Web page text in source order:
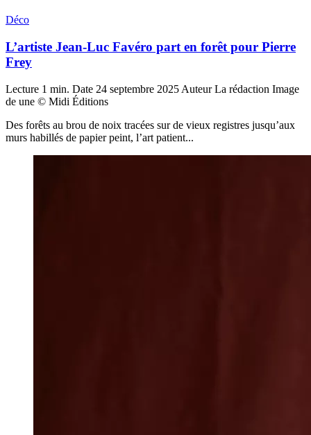
Déco
L’artiste Jean-Luc Favéro part en forêt pour Pierre
Frey
Lecture 1 min. Date 24 septembre 2025 Auteur La rédaction Image
de une © Midi Éditions
Des forêts au brou de noix tracées sur de vieux registres jusqu’aux
murs habillés de papier peint, l’art patient...